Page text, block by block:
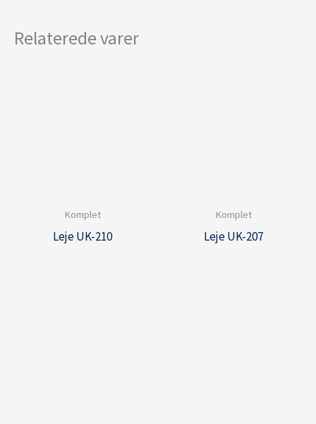
Relaterede varer
Komplet
Leje UK-210
Komplet
Leje UK-207